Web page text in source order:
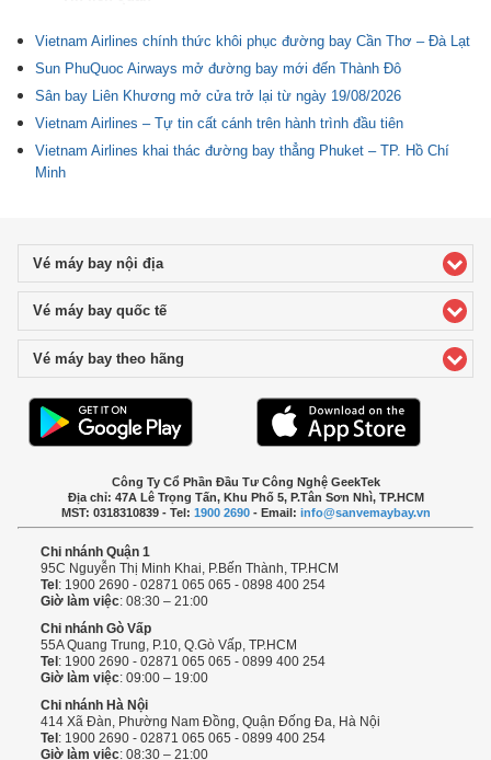
Vietnam Airlines chính thức khôi phục đường bay Cần Thơ – Đà Lạt
Sun PhuQuoc Airways mở đường bay mới đến Thành Đô
Sân bay Liên Khương mở cửa trở lại từ ngày 19/08/2026
Vietnam Airlines – Tự tin cất cánh trên hành trình đầu tiên
Vietnam Airlines khai thác đường bay thẳng Phuket – TP. Hồ Chí
Minh
Vé máy bay nội địaclick to expand contents
Vé máy bay quốc tếclick to expand contents
Vé máy bay theo hãng
Công Ty Cổ Phần Đầu Tư Công Nghệ GeekTek
Địa chỉ: 47A Lê Trọng Tấn, Khu Phố 5, P.Tân Sơn Nhì, TP.HCM
MST: 0318310839 - Tel: 1900 2690- Email: info@sanvemaybay.vn
Chi nhánh Quận 1
95C Nguyễn Thị Minh Khai, P.Bến Thành, TP.HCM
Tel : 1900 2690 - 02871 065 065 - 0898 400 254
Giờ làm việc: 08:30 – 21:00
Chi nhánh Gò Vấp
55A Quang Trung, P.10, Q.Gò Vấp, TP.HCM
Tel : 1900 2690 - 02871 065 065 - 0899 400 254
Giờ làm việc: 09:00 – 19:00
Chi nhánh Hà Nội
414 Xã Đàn, Phường Nam Đồng, Quận Đống Đa, Hà Nội
Tel : 1900 2690 - 02871 065 065 - 0899 400 254
Giờ làm việc: 08:30 – 21:00